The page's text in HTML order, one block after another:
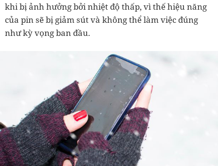
khi bị ảnh hưởng bởi nhiệt độ thấp, vì thế hiệu năng
của pin sẽ bị giảm sút và không thể làm việc đúng
như kỳ vọng ban đầu.